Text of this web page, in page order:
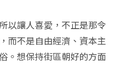
以讓人喜愛，不正是那令
而不是自由經濟、資本主
。想保持街區朝好的方面